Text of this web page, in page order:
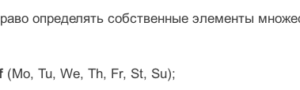
определять собственные элементы
(Mo, Tu, We, Th, Fr, St, Su);